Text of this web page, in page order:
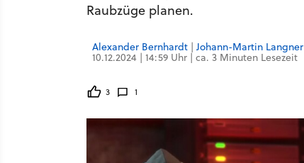
Raubzüge planen.
Alexander Bernhardt | Johann-Martin Langner
10.12.2024 | 14:59 Uhr | ca. 3 Minuten Lesezeit
3 1